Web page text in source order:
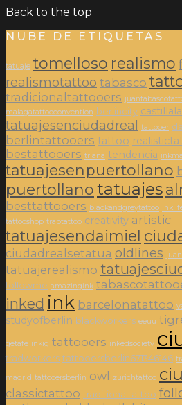
Back to the top
NUBE DE ETIQUETAS
tatuaje tomelloso realismo
realismotattoo tabasco
tradicionaltattooers
malagatattooconvention berlincity
tatuajesenciudadreal tattooer
berlintattooers tattoo
bestattooers triana tendencia
tatuajesenpuertollano
puertollanotatuajes
besttattooers blackandgreytattoo
tattooshop traptattoo creativity artistic
tatuajesendaimiel
ciudadrealsetatua oldlines
tatuajerealismo
followme amazingink
inked ink barcelonatattoo
studyofberlin blackworkers eeuu
getafe inkig tattooers inkedsociety
tradworkers tattooersberlin671346146
madrid tattooersberlin owl zurichtattoo
classictattoo traditionaltattoo